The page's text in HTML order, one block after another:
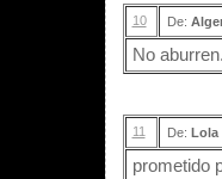
10 De:
No
11 De: Lola
prometido